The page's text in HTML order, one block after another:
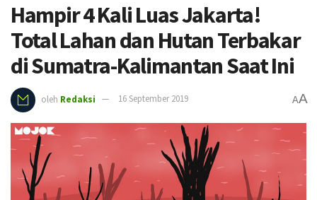
Hampir 4 Kali Luas Jakarta!
Total Lahan dan Hutan Terbakar
di Sumatra-Kalimantan Saat Ini
oleh Redaksi 16 September 2019 AA